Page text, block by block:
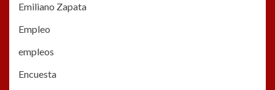
Emiliano Zapata
Empleo
empleos
Encuesta